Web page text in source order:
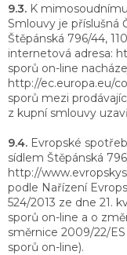
9.3. K
Smlouvy je příslušná
Štěpánská 796/44,
internetová adresa:
sporů on-line
http://ec.europa.eu/
sporů mezi
z kupní smlouvy
9.4. Evropské
sídlem Štěpánská
http://
podle Nařízení
524/2013 ze dne 21.
sporů on-line a o
směrnice 2009/22/
sporů on-line).